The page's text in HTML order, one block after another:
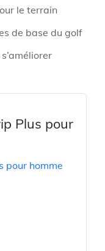
le terrain
de base du golf
Plus pour